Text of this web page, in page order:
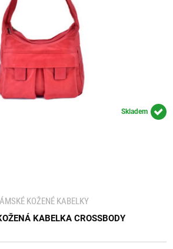
Skladem
KOŽENÉ KABELKY
KABELKA CROSSBODY